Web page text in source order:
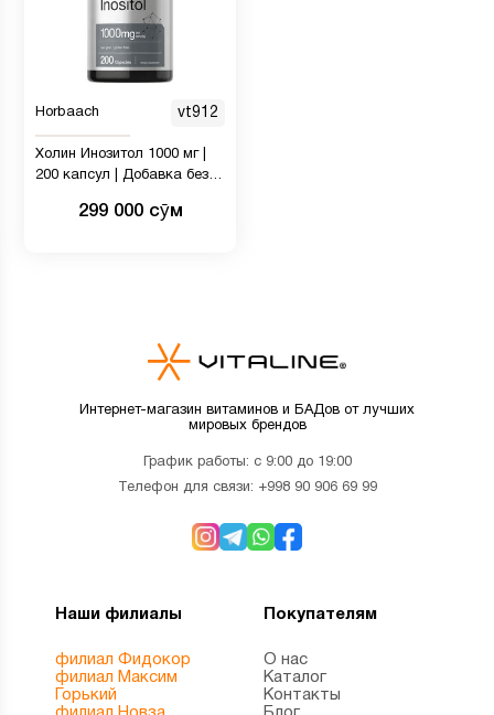
Horbaach vt912
Холин Инозитол 1000 мг |
200 капсул | Добавка без
299 000 сӯм
Интернет-магазин витаминов и БАДов от лучших
мировых брендов
График работы: с 9:00 до 19:00
Телефон для связи: +998 90 906 69 99
Наши филиалы
филиал Фидокор
филиал Максим
Горький
Покупателям
О нас
Каталог
Контакты